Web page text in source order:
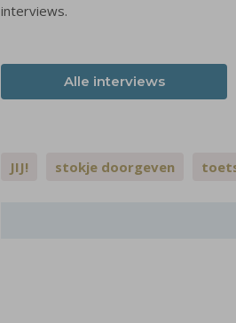
interviews.
Alle interviews
JIJ! stokje doorgeven